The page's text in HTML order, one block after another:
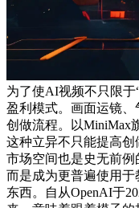
为了使AI视频不只限
盈利模式。画面运镜
创做流程。以MiniMax
这种立异不只能提高创
市场空间也是史无前例
而是成为更普遍使用
东西。自从OpenAI于